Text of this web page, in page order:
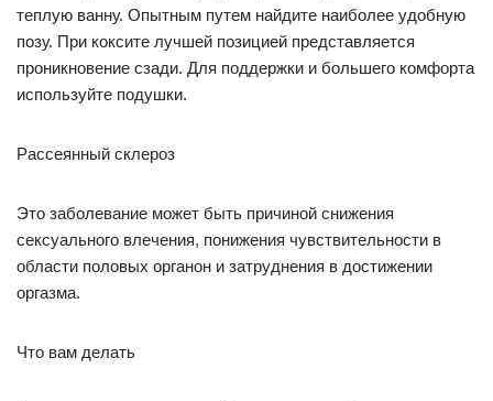
теплую ванну. Опытным путем найдите наиболее удобную
позу. При коксите лучшей позицией представляется
проникновение сзади. Для поддержки и большего комфорта
используйте подушки.
Рассеянный склероз
Это заболевание может быть причиной снижения
сексуального влечения, понижения чувствительности в
области половых органон и затруднения в достижении
оргазма.
Что вам делать